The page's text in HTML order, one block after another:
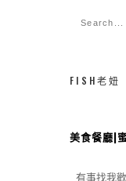
FISH老妞
美食餐廳|
有事找我